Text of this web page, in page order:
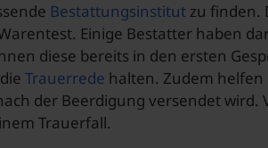
Bestattungsinstitut zu finden.
Einige Bestatter haben
diese bereits in den ersten
Trauerrede halten. Zudem helfen
der Beerdigung versendet wird.
Trauerfall.